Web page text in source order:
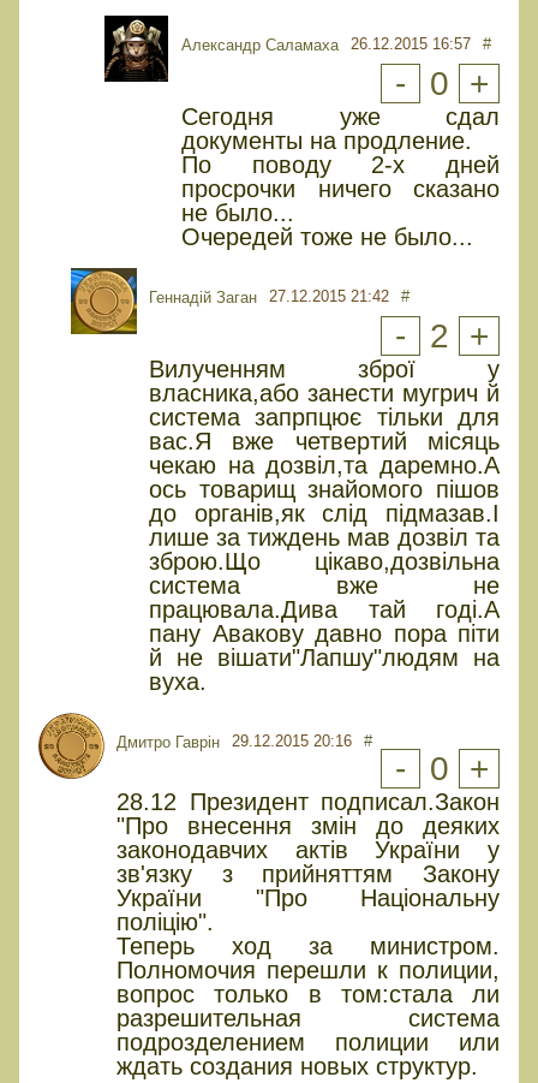
Александр Саламаха 26.12.2015 16:57 #
- 0 +
Сегодня уже сдал
документы на продление.
По поводу 2-х дней
просрочки ничего сказано
не было...
Очередей тоже не было...
Геннадій Заган 27.12.2015 21:42 #
- 2 +
Вилученням зброї у
власника,або занести мугрич й
система запрпцює тільки для
вас.Я вже четвертий місяць
чекаю на дозвіл,та даремно.А
ось товарищ знайомого пішов
до органів,як слід підмазав.І
лише за тиждень мав дозвіл та
зброю.Що цікаво,дозвільна
система вже не
працювала.Дива тай годі.А
пану Авакову давно пора піти
й не вішати"Лапшу"людям на
вуха.
Дмитро Гаврін 29.12.2015 20:16 #
- 0 +
28.12 Президент подписал.Закон
"Про внесення змін до деяких
законодавчих актів України у
зв'язку з прийняттям Закону
України "Про Національну
поліцію".
Теперь ход за министром.
Полномочия перешли к полиции,
вопрос только в том:стала ли
разрешительная система
подрозделением полиции или
ждать создания новых структур.